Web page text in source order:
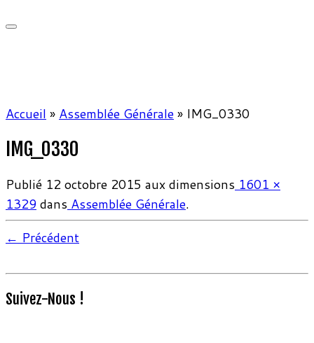
Accueil » Assemblée Générale» IMG_0330
IMG_0330
Publié 12 octobre 2015 aux dimensions 1601 ×
1329 dans Assemblée Générale.
← Précédent
Suivez-Nous !